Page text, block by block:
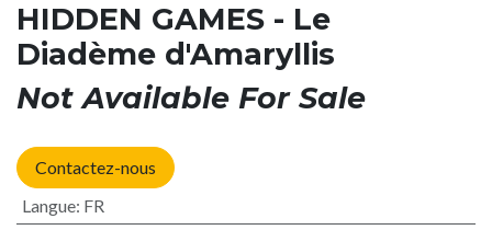
HIDDEN GAMES - Le
Diadème d'Amaryllis
Not Available For Sale
Contactez-nous
Langue: FR